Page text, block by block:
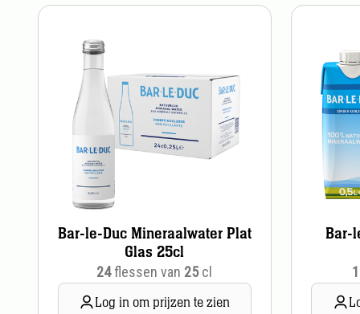
Bar-le-Duc Mineraalwater Plat
Glas 25cl
24flessen van 25cl
Log in om prijzen te zien
Bar-